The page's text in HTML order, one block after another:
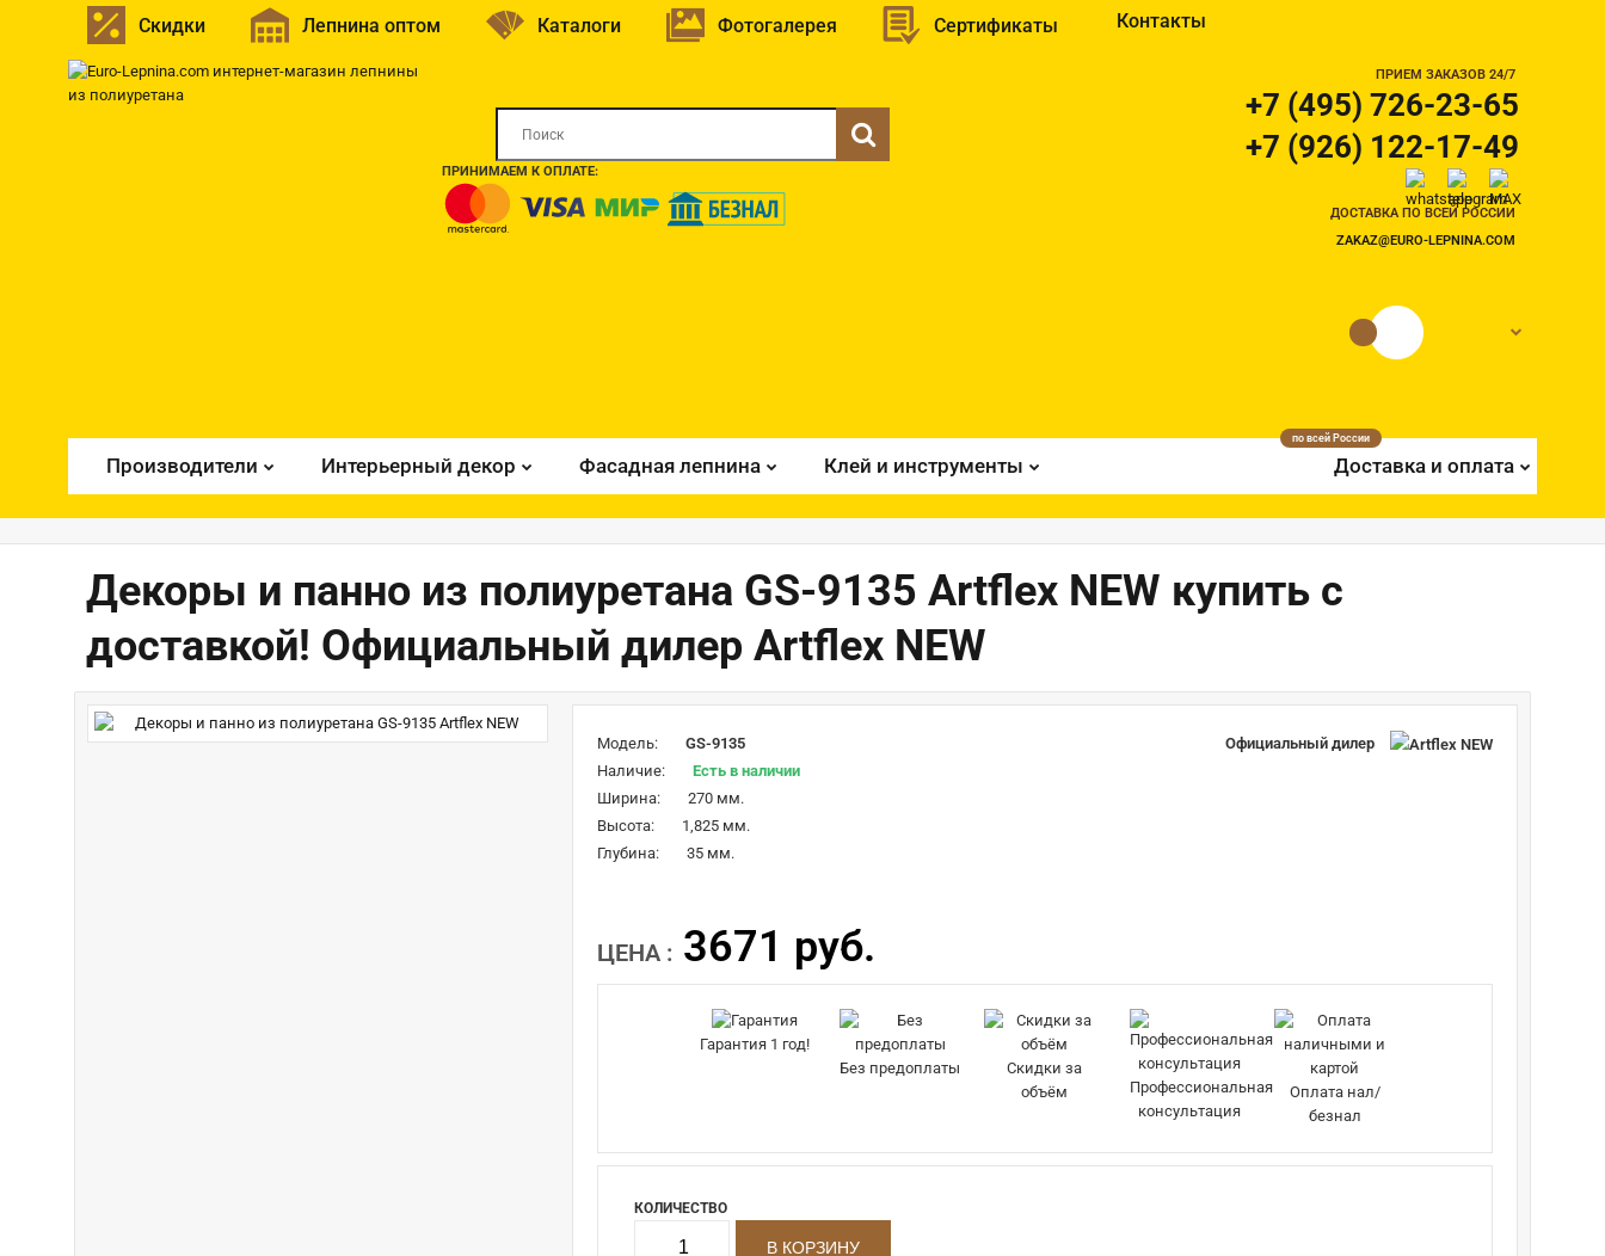
Скидки Лепнина оптом Каталоги Фотогалерея Сертификаты Контакты
ПРИНИМАЕМ К ОПЛАТЕ:
ПРИЕМ ЗАКАЗОВ 24/7
+7 (495) 726-23-65
+7 (926) 122-17-49
ДОСТАВКА ПО ВСЕЙ РОССИИ
ZAKAZ@EURO-LEPNINA.COM
Производители Интерьерный декор Фасадная лепнина Клей и инструменты Доставка и оплата
по всей России
Декоры и панно из полиуретана GS-9135 Artflex NEW купить с
доставкой! Официальный дилер Artflex NEW
Модель:
GS-9135
Наличие:
Есть в наличии
Ширина:
270 мм.
Высота:
1,825 мм.
Глубина:
35 мм.
Официальный дилер
ЦЕНА : 3671 руб.
Гарантия 1 год!
Без предоплаты
Скидки за
объём
Профессиональная
консультация
Оплата нал/
безнал
КОЛИЧЕСТВО